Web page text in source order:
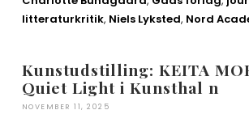
litteraturkritik, Niels Lyksted, Nord
Kunstudstilling: KEITA
Quiet Light i Kunsthal n
NOVEMBER 11, 2025